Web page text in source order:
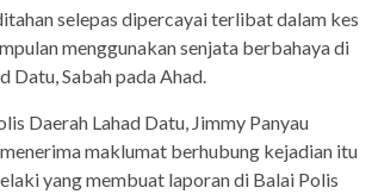
selepas dipercayai terlibat dalam kes
menggunakan senjata berbahaya di
Datu, Sabah pada Ahad.
Daerah Lahad Datu, Jimmy Panyau
maklumat berhubung kejadian itu
yang membuat laporan di Balai Polis